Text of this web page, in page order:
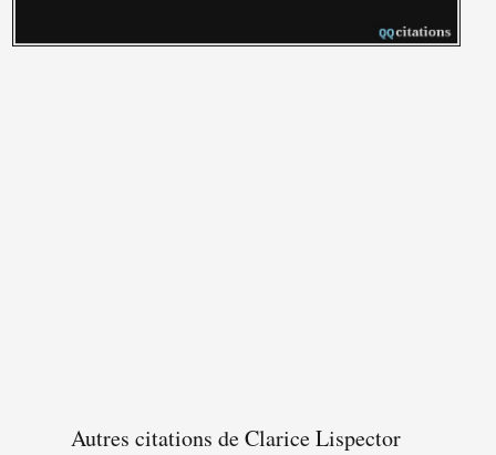
Autres citations de Clarice Lispector